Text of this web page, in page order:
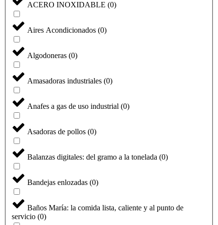
ACERO INOXIDABLE (0)
Aires Acondicionados (0)
Algodoneras (0)
Amasadoras industriales (0)
Anafes a gas de uso industrial (0)
Asadoras de pollos (0)
Balanzas digitales: del gramo a la tonelada (0)
Bandejas enlozadas (0)
Baños María: la comida lista, caliente y al punto de
servicio (0)